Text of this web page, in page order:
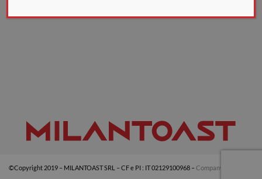
©Copyright 2019 – MILANTOAST SRL – CF e PI : IT 02129100968 –Company info